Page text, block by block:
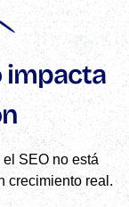
impacta
SEO no está
crecimiento real.